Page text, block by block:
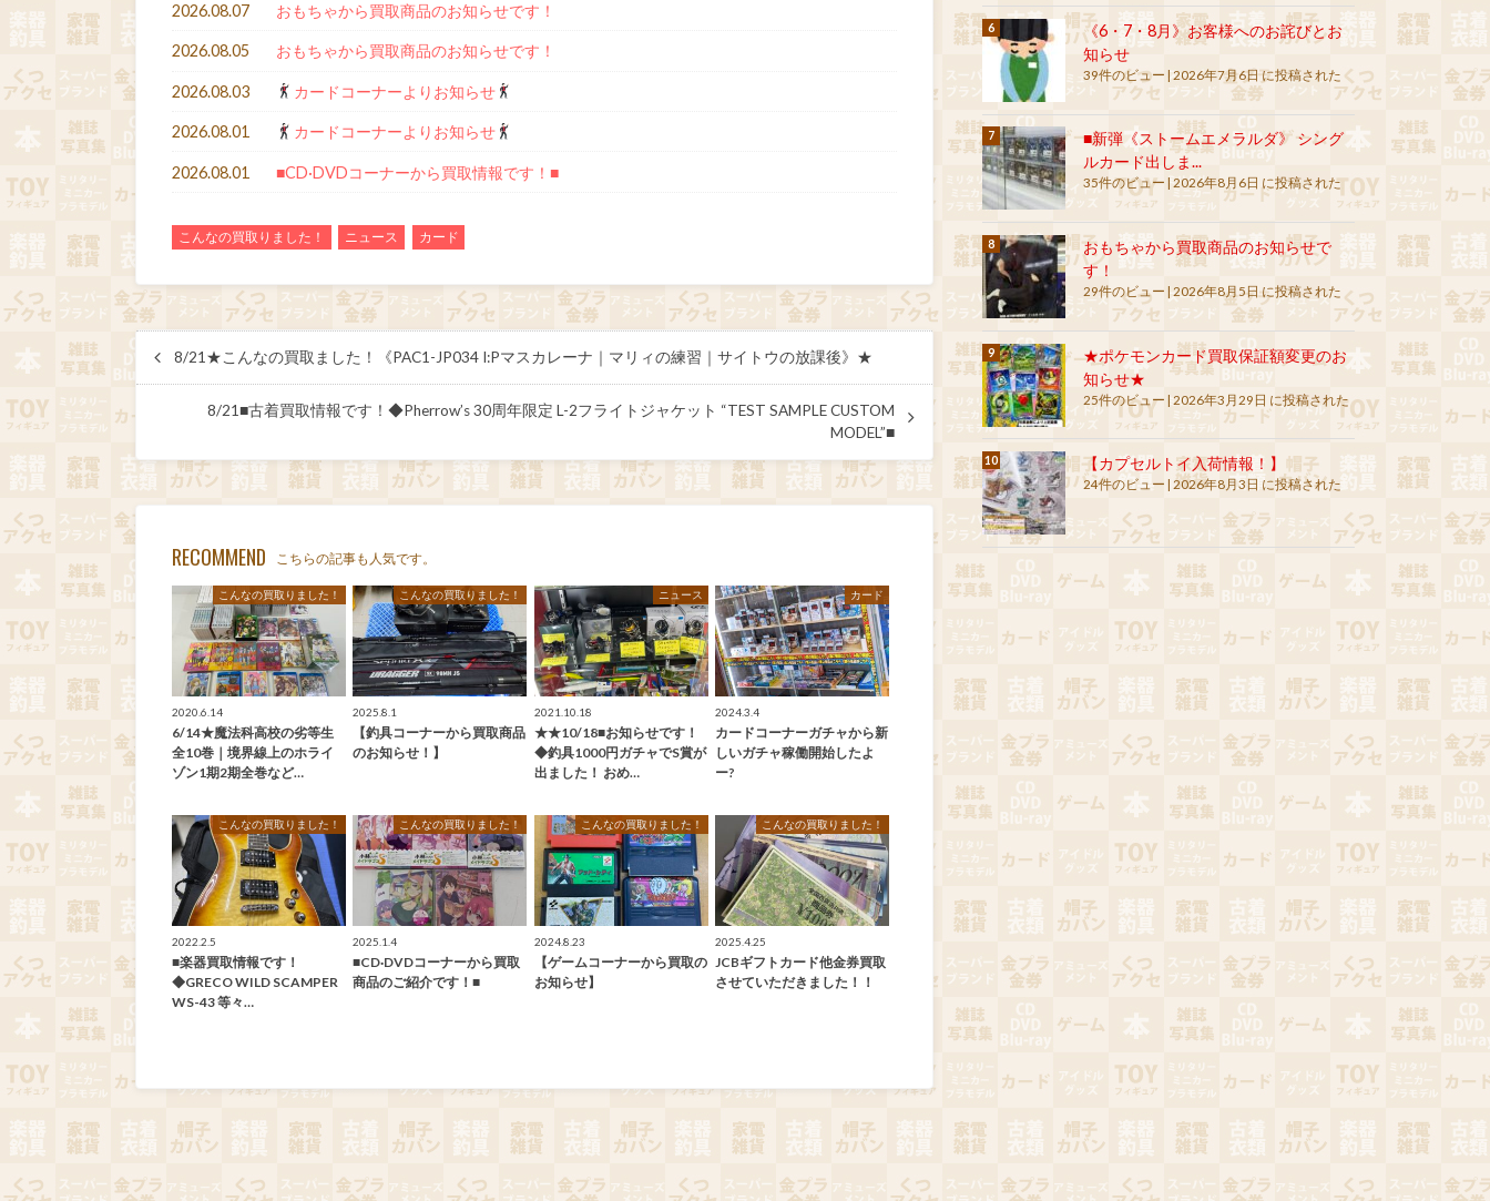
2026.08.07 おもちゃから買取商品のお知らせです！
2026.08.05 おもちゃから買取商品のお知らせです！
2026.08.03 カードコーナーよりお知らせ
2026.08.01 カードコーナーよりお知らせ
2026.08.01 ■CD·DVDコーナーから買取情報です！■
こんなの買取りました！ ニュース カード
8/21★こんなの買取ました！《PAC1-JP034 I:Pマスカレーナ｜マリィの練習｜サイトウの放課後》★
8/21■古着買取情報です！◆Pherrow’s 30周年限定 L-2フライトジャケット “TEST SAMPLE CUSTOM
MODEL”■
RECOMMEND こちらの記事も人気です。
こんなの買取りました！
2020.6.14
6/14★魔法科高校の劣等生
全10巻｜境界線上のホライ
ゾン1期2期全巻など…
こんなの買取りました！
2025.8.1
【釣具コーナーから買取商品
のお知らせ！】
ニュース
2021.10.18
★★10/18■お知らせです！
◆釣具1000円ガチャでS賞が
出ました！ おめ…
カード
2024.3.4
カードコーナーガチャから新
しいガチャ稼働開始したよ
ー?
こんなの買取りました！
2022.2.5
■楽器買取情報です！
◆GRECO WILD SCAMPER
WS-43 等々…
こんなの買取りました！
2025.1.4
■CD·DVDコーナーから買取
商品のご紹介です！■
こんなの買取りました！
2024.8.23
【ゲームコーナーから買取の
お知らせ】
こんなの買取りました！
2025.4.25
JCBギフトカード他金券買取
させていただきました！！
《6・7・8月》お客様へのお詫びとお
知らせ
39件のビュー |2026年7月6日 に投稿された
■新弾《ストームエメラルダ》 シング
ルカード出しま...
35件のビュー 2026年8月6日 に投稿された
おもちゃから買取商品のお知らせで
す！
29件のビュー |2026年8月5日 に投稿された
★ポケモンカード買取保証額変更のお
知らせ★
25件のビュー | 2026年3月29日 に投稿された
【カプセルトイ入荷情報！】
24件のビュー 2026年8月3日 に投稿された